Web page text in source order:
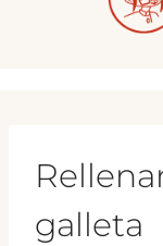
galleta